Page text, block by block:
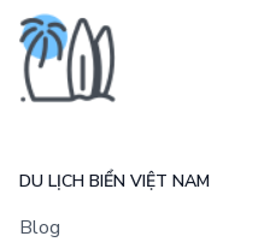
DU LỊCH BIỂN VIỆT NAM
Blog